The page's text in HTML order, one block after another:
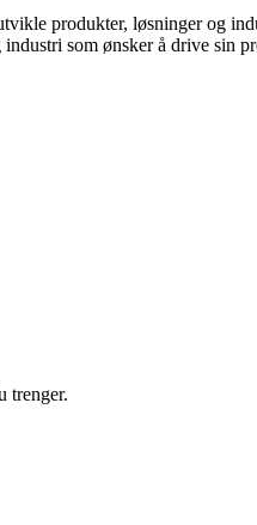
produkter, løsninger og
som ønsker å drive sin
trenger.